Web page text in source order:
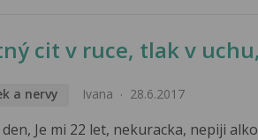
cit v ruce, tlak v
a nervy Ivana 28.6.2017
Je mi 22 let, nekuracka, nepiji